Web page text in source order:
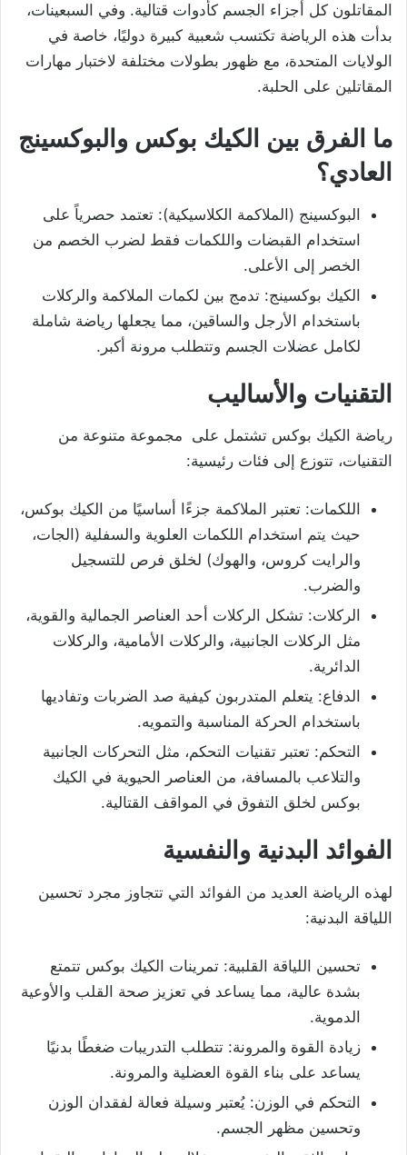
المقاتلون كل أجزاء الجسم كأدوات قتالية. وفي السبعينات،
بدأت هذه الرياضة تكتسب شعبية كبيرة دوليًا، خاصة في
الولايات المتحدة، مع ظهور بطولات مختلفة لاختبار مهارات
المقاتلين على الحلبة.
ما الفرق بين الكيك بوكس والبوكسينج
العادي؟
البوكسينج (الملاكمة الكلاسيكية): تعتمد حصرياً على
استخدام القبضات واللكمات فقط لضرب الخصم من
الخصر إلى الأعلى.
الكيك بوكسينج: تدمج بين لكمات الملاكمة والركلات
باستخدام الأرجل والساقين، مما يجعلها رياضة شاملة
لكامل عضلات الجسم وتتطلب مرونة أكبر.
التقنيات والأساليب
رياضة الكيك بوكس تشتمل على مجموعة متنوعة من
التقنيات، تتوزع إلى فئات رئيسية:
اللكمات: تعتبر الملاكمة جزءًا أساسيًا من الكيك بوكس،
حيث يتم استخدام اللكمات العلوية والسفلية (الجات،
والرايت كروس، والهوك) لخلق فرص للتسجيل
والضرب.
الركلات: تشكل الركلات أحد العناصر الجمالية والقوية،
مثل الركلات الجانبية، والركلات الأمامية، والركلات
الدائرية.
الدفاع: يتعلم المتدربون كيفية صد الضربات وتفاديها
باستخدام الحركة المناسبة والتمويه.
التحكم: تعتبر تقنيات التحكم، مثل التحركات الجانبية
والتلاعب بالمسافة، من العناصر الحيوية في الكيك
بوكس لخلق التفوق في المواقف القتالية.
الفوائد البدنية والنفسية
لهذه الرياضة العديد من الفوائد التي تتجاوز مجرد تحسين
اللياقة البدنية:
تحسين اللياقة القلبية: تمرينات الكيك بوكس تتمتع
بشدة عالية، مما يساعد في تعزيز صحة القلب والأوعية
الدموية.
زيادة القوة والمرونة: تتطلب التدريبات ضغطًا بدنيًا
يساعد على بناء القوة العضلية والمرونة.
التحكم في الوزن: يُعتبر وسيلة فعالة لفقدان الوزن
وتحسين مظهر الجسم.